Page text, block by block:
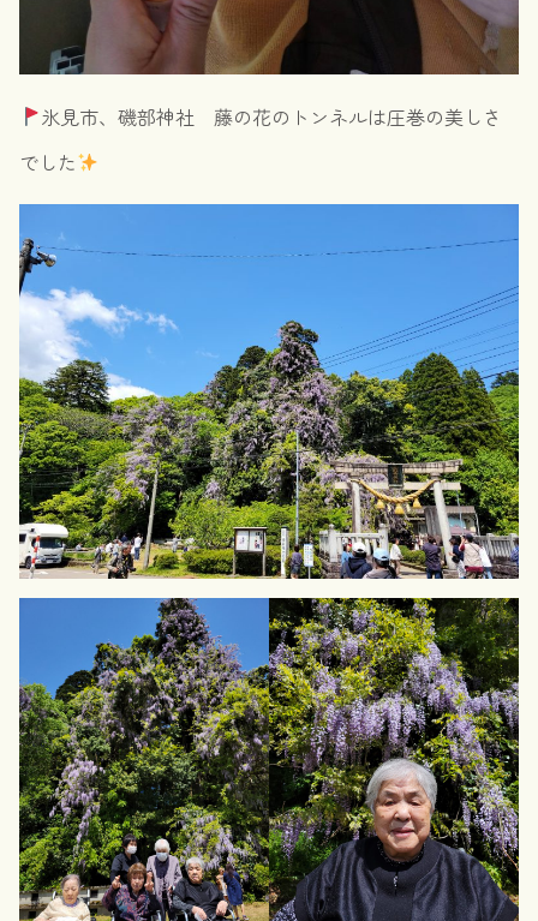
氷見市、磯部神社 藤の花のトンネルは圧巻の美しさ
でした